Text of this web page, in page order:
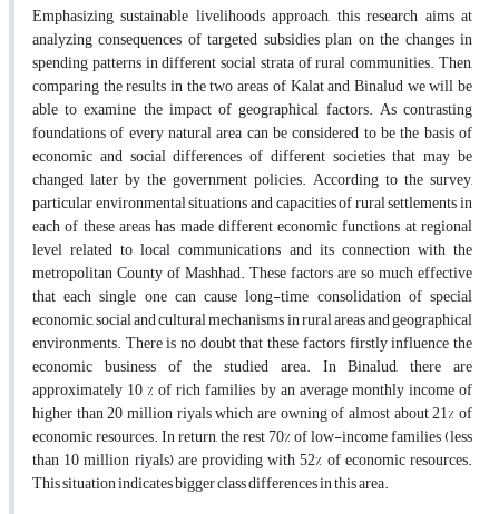
Emphasizing sustainable livelihoods approach, this research aims at
analyzing consequences of targeted subsidies plan on the changes in
spending patterns in different social strata of rural communities. Then,
comparing the results in the two areas of Kalat and Binalud we will be
able to examine the impact of geographical factors. As contrasting
foundations of every natural area can be considered to be the basis of
economic and social differences of different societies that may be
changed later by the government policies. According to the survey,
particular environmental situations and capacities of rural settlements in
each of these areas has made different economic functions at regional
level related to local communications and its connection with the
metropolitan County of Mashhad. These factors are so much effective
that each single one can cause long-time consolidation of special
economic, social and cultural mechanisms in rural areas and geographical
environments. There is no doubt that these factors firstly influence the
economic business of the studied area. In Binalud, there are
approximately 10 % of rich families by an average monthly income of
higher than 20 million riyals which are owning of almost about 21% of
economic resources. In return, the rest 70% of low-income families (less
than 10 million riyals) are providing with 52% of economic resources.
This situation indicates bigger class differences in this area.